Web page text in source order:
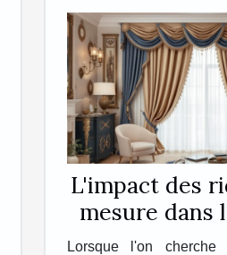
L'impact des
mesure dans
de votre
Lorsque l'on